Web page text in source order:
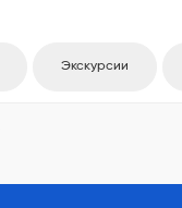
Экскурсии